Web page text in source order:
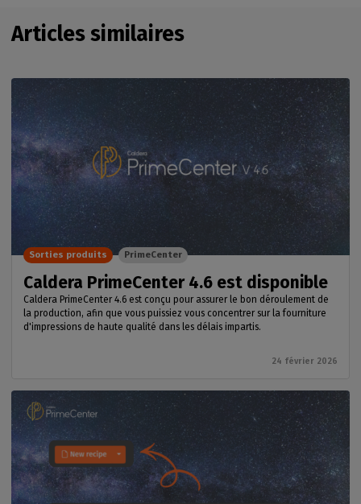
Articles similaires
Caldera PrimeCenter 4.6 est disponible
Caldera PrimeCenter 4.6 est conçu pour assurer le bon déroulement de
la production, afin que vous puissiez vous concentrer sur la fourniture
d'impressions de haute qualité dans les délais impartis.
24 février 2026
Sorties produits PrimeCenter